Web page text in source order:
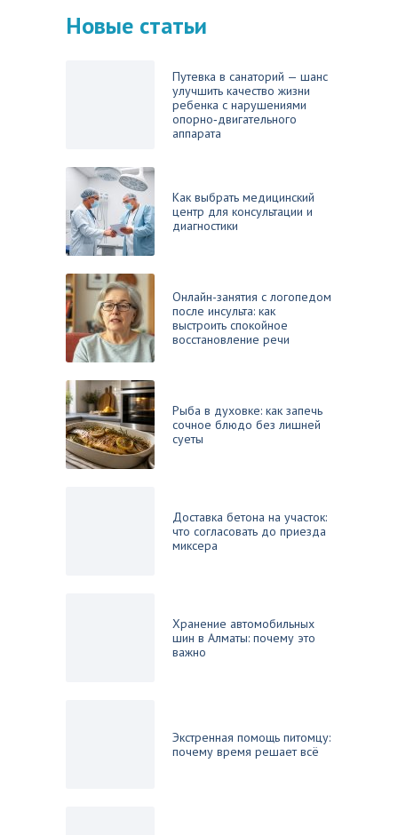
Новые статьи
Путевка в санаторий — шанс
улучшить качество жизни
ребенка с нарушениями
опорно‑двигательного
аппарата
Как выбрать медицинский
центр для консультации и
диагностики
Онлайн-занятия с логопедом
после инсульта: как
выстроить спокойное
восстановление речи
Рыба в духовке: как запечь
сочное блюдо без лишней
суеты
Доставка бетона на участок:
что согласовать до приезда
миксера
Хранение автомобильных
шин в Алматы: почему это
важно
Экстренная помощь питомцу:
почему время решает всё